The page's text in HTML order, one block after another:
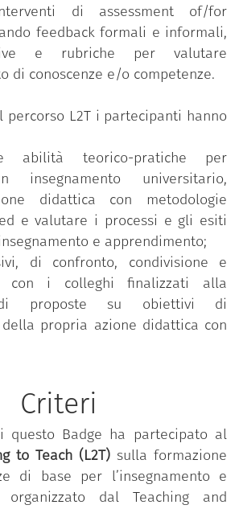
di assessment of/for
feedback formali e informali,
e rubriche per valutare
di conoscenze e/o competenze.
percorso L2T i partecipanti hanno
abilità teorico-pratiche per
insegnamento universitario,
didattica con metodologie
e valutare i processi e gli esiti
e apprendimento;
di confronto, condivisione e
con i colleghi finalizzati alla
di proposte su obiettivi di
propria azione didattica con
Criteri
questo Badge ha partecipato al
to Teach (L2T) sulla formazione
di base per l’insegnamento e
organizzato dal Teaching and